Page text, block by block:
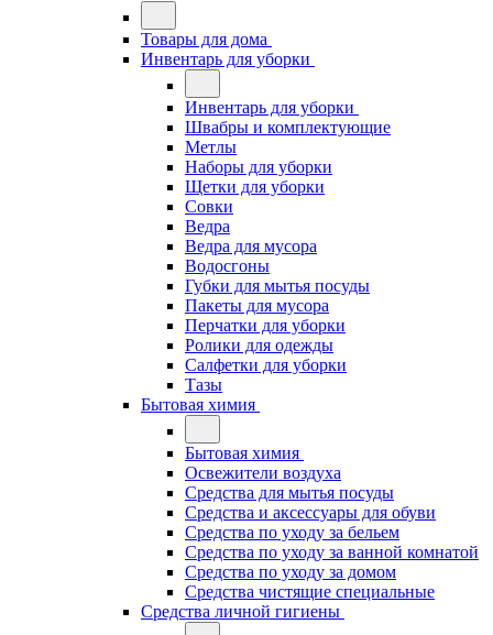
Товары для дома
Инвентарь для уборки
Инвентарь для уборки
Швабры и комплектующие
Метлы
Наборы для уборки
Щетки для уборки
Совки
Ведра
Ведра для мусора
Водосгоны
Губки для мытья посуды
Пакеты для мусора
Перчатки для уборки
Ролики для одежды
Салфетки для уборки
Тазы
Бытовая химия
Бытовая химия
Освежители воздуха
Средства для мытья посуды
Средства и аксессуары для обуви
Средства по уходу за бельем
Средства по уходу за ванной комнатой
Средства по уходу за домом
Средства чистящие специальные
Средства личной гигиены